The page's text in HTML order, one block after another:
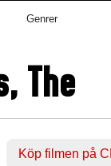
Genrer
The
Köp filmen på